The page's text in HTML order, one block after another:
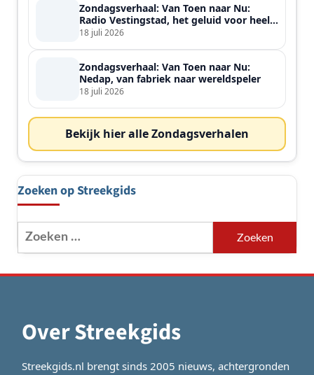
Zondagsverhaal: Van Toen naar Nu:
Radio Vestingstad, het geluid voor heel
de streek
18 juli 2026
Zondagsverhaal: Van Toen naar Nu:
Nedap, van fabriek naar wereldspeler
18 juli 2026
Bekijk hier alle Zondagsverhalen
Zoeken op Streekgids
Zoeken
naar:
Over Streekgids
Streekgids.nl brengt sinds 2005 nieuws, achtergronden